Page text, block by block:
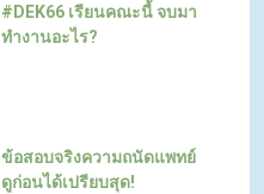
#DEK66 เรียนคณะนี้ จบมา
ทำงานอะไร?
ข้อสอบจริงความถนัดแพทย์
ดูก่อนได้เปรียบสุด!